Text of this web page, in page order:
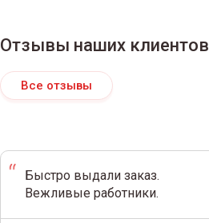
Отзывы наших клиентов
Все отзывы
Быстро выдали заказ.
Вежливые работники.